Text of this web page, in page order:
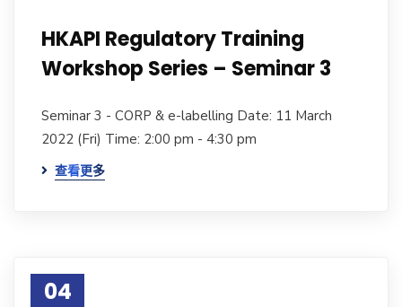
HKAPI Regulatory Training
Workshop Series – Seminar 3
Seminar 3 - CORP & e-labelling Date: 11 March
2022 (Fri) Time: 2:00 pm - 4:30 pm
查看更多
04